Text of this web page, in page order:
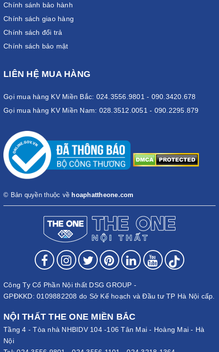
Chính sánh bảo hành
Chính sách giao hàng
Chính sách đổi trả
Chính sách bảo mật
LIÊN HỆ MUA HÀNG
Gọi mua hàng KV Miền Bắc: 024.3556.9801 - 090.3420.678
Gọi mua hàng KV Miền Nam: 028.3512.0051 - 090.2295.879
© Bản quyền thuộc về hoaphattheone.com
Công Ty Cổ Phần Nội thất DSG GROUP -
GPĐKKD: 0109882208 do Sở Kế hoạch và Đầu tư TP Hà Nội cấp.
NỘI THẤT THE ONE MIỀN BẮC
Tầng 4 - Tòa nhà NHBIDV 104 -106 Tân Mai - Hoàng Mai - Hà
Nội